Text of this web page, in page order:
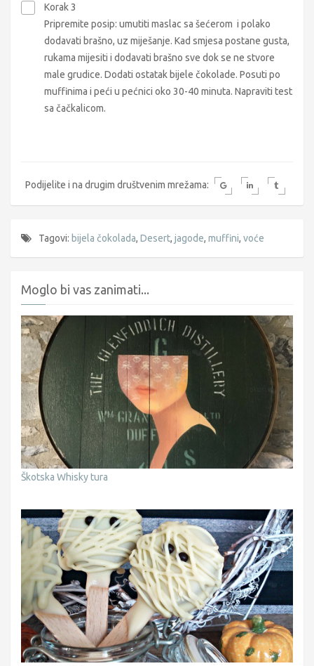
Korak 3
Pripremite posip: umutiti maslac sa šećerom i polako
dodavati brašno, uz miješanje. Kad smjesa postane gusta,
rukama mijesiti i dodavati brašno sve dok se ne stvore
male grudice. Dodati ostatak bijele čokolade. Posuti po
muffinima i peći u pećnici oko 30-40 minuta. Napraviti test
sa čačkalicom.
Podijelite i na drugim društvenim mrežama:
Tagovi: bijela čokolada, Desert, jagode, muffini, voće
Moglo bi vas zanimati...
Škotska Whisky tura